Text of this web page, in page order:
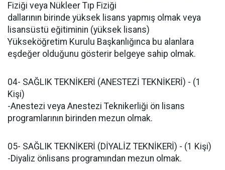
Fiziği veya Nükleer Tıp Fiziği
dallarının birinde yüksek lisans yapmış olmak veya
lisansüstü eğitiminin (yüksek lisans)
Yükseköğretim Kurulu Başkanlığınca bu alanlara
eşdeğer olduğunu gösterir belgeye sahip olmak.
04- SAĞLIK TEKNİKERİ (ANESTEZİ TEKNİKERİ) - (1
Kişi)
-Anestezi veya Anestezi Teknikerliği ön lisans
programlarının birinden mezun olmak.
05- SAĞLIK TEKNİKERİ (DİYALİZ TEKNİKERİ) - (1 Kişi)
-Diyaliz önlisans programından mezun olmak.